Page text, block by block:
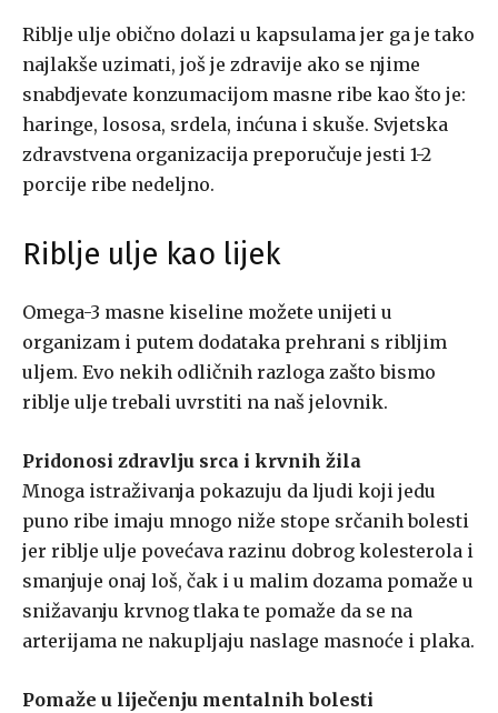
Riblje ulje obično dolazi u kapsulama jer ga je tako
najlakše uzimati, još je zdravije ako se njime
snabdjevate konzumacijom masne ribe kao što je:
haringe, lososa, srdela, inćuna i skuše. Svjetska
zdravstvena organizacija preporučuje jesti 1-2
porcije ribe nedeljno.
Riblje ulje kao lijek
Omega-3 masne kiseline možete unijeti u
organizam i putem dodataka prehrani s ribljim
uljem. Evo nekih odličnih razloga zašto bismo
riblje ulje trebali uvrstiti na naš jelovnik.
Pridonosi zdravlju srca i krvnih žila
Mnoga istraživanja pokazuju da ljudi koji jedu
puno ribe imaju mnogo niže stope srčanih bolesti
jer riblje ulje povećava razinu dobrog kolesterola i
smanjuje onaj loš, čak i u malim dozama pomaže u
snižavanju krvnog tlaka te pomaže da se na
arterijama ne nakupljaju naslage masnoće i plaka.
Pomaže u liječenju mentalnih bolesti